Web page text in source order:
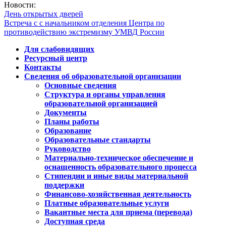
Новости:
День открытых дверей
Встреча с с начальником отделения Центра по
противодействию экстремизму УМВД России
Для слабовидящих
Ресурсный центр
Контакты
Сведения об образовательной организации
Основные сведения
Структура и органы управления
образовательной организацией
Документы
Планы работы
Образование
Образовательные стандарты
Руководство
Материально-техническое обеспечение и
оснащенность образовательного процесса
Стипендии и иные виды материальной
поддержки
Финансово-хозяйственная деятельность
Платные образовательные услуги
Вакантные места для приема (перевода)
Доступная среда